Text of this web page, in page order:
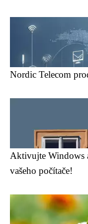
Nordic Telecom
Aktivujte Windows
vašeho počítače!